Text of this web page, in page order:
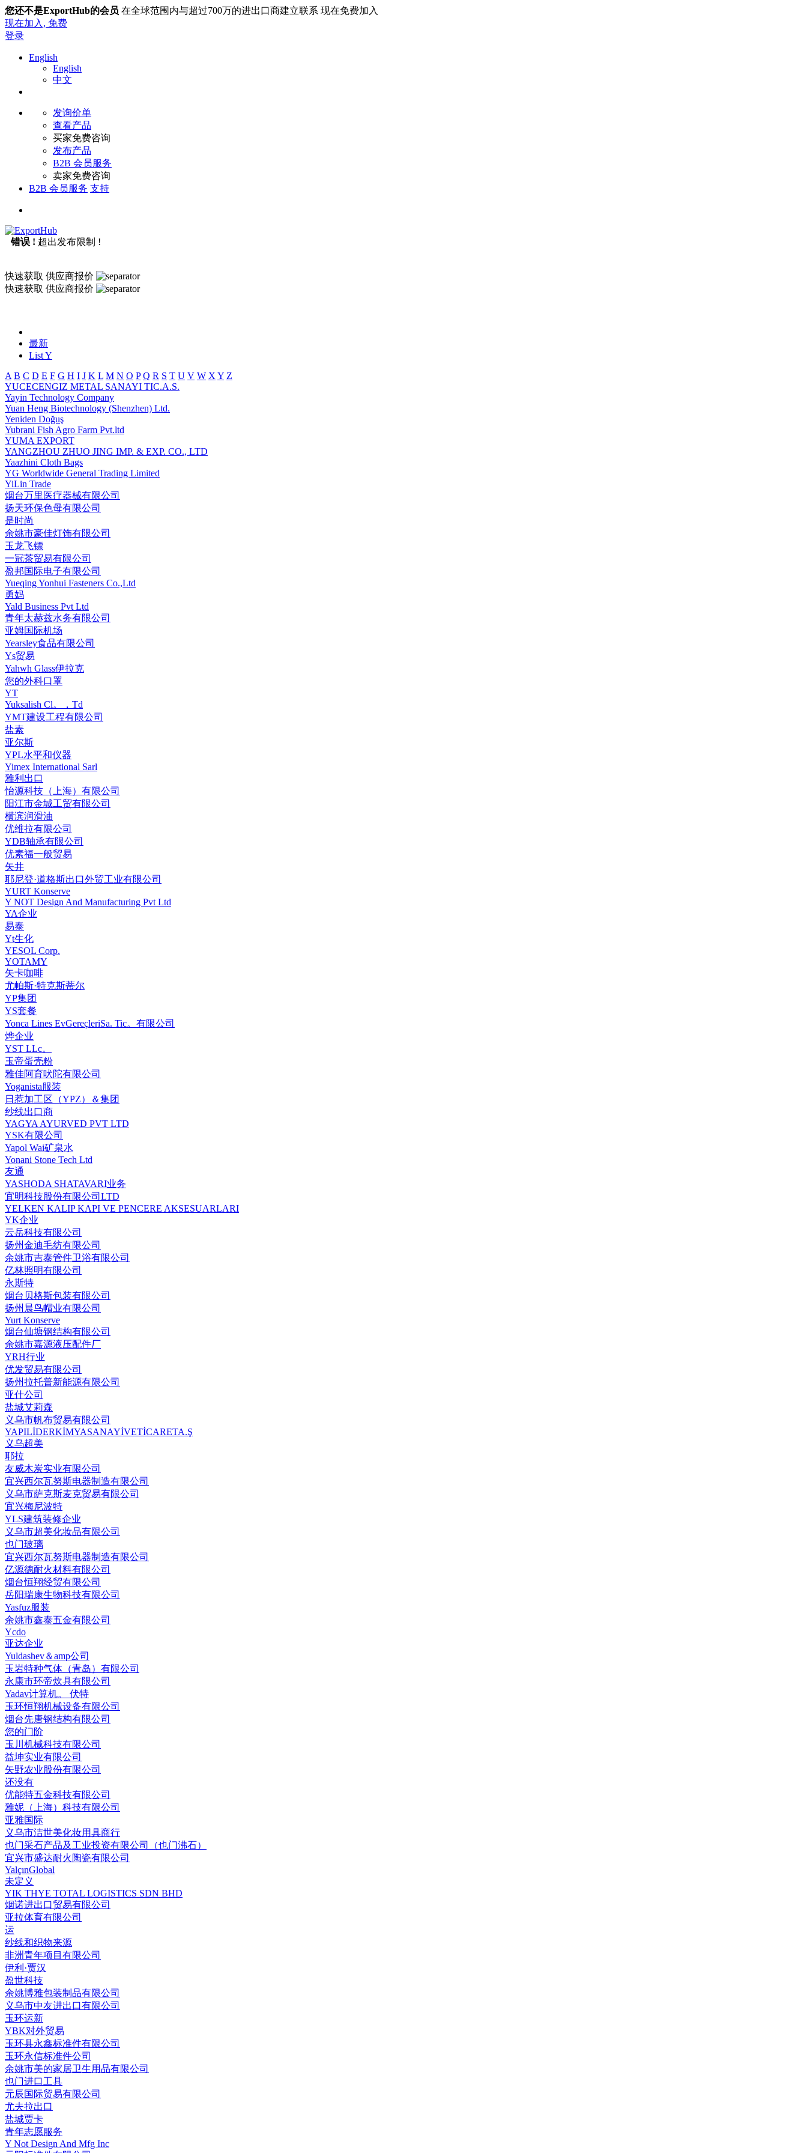
您还不是ExportHub的会员 在全球范围内与超过700万的进出口商建立联系 现在免费加入
现在加入, 免费
登录
English
English
中文
发询价单
查看产品
买家免费咨询
发布产品
B2B 会员服务
卖家免费咨询
B2B 会员服务 支持
错误 ! 超出发布限制 !
快速获取 供应商报价
快速获取 供应商报价
最新
List Y
A B C D E F G H I J K L M N O P Q R S T U V W X Y Z
YUCECENGIZ METAL SANAYI TIC.A.S.
Yayin Technology Company
Yuan Heng Biotechnology (Shenzhen) Ltd.
Yeniden Doğuş
Yubrani Fish Agro Farm Pvt.ltd
YUMA EXPORT
YANGZHOU ZHUO JING IMP. & EXP. CO., LTD
Yaazhini Cloth Bags
YG Worldwide General Trading Limited
YiLin Trade
烟台万里医疗器械有限公司
扬天环保色母有限公司
是时尚
余姚市豪佳灯饰有限公司
玉龙飞镖
一冠茶贸易有限公司
盈邦国际电子有限公司
Yueqing Yonhui Fasteners Co.,Ltd
勇妈
Yald Business Pvt Ltd
青年太赫兹水务有限公司
亚姆国际机场
Yearsley食品有限公司
Ys贸易
Yahwh Glass伊拉克
您的外科口罩
YT
Yuksalish Cl。，Td
YMT建设工程有限公司
盐素
亚尔斯
YPL水平和仪器
Yimex International Sarl
雅利出口
怡源科技（上海）有限公司
阳江市金城工贸有限公司
横滨润滑油
优维拉有限公司
YDB轴承有限公司
优素福一般贸易
矢井
耶尼登·道格斯出口外贸工业有限公司
YURT Konserve
Y NOT Design And Manufacturing Pvt Ltd
YA企业
易泰
Yt生化
YESOL Corp.
YOTAMY
矢卡咖啡
尤帕斯·特克斯蒂尔
YP集团
YS套餐
Yonca Lines EvGereçleriSa. Tic。有限公司
烨企业
YST LLc。
玉帝蛋壳粉
雅佳阿育吠陀有限公司
Yoganista服装
日惹加工区（YPZ）＆集团
纱线出口商
YAGYA AYURVED PVT LTD
YSK有限公司
Yapol Wai矿泉水
Yonani Stone Tech Ltd
友通
YASHODA SHATAVARI业务
宜明科技股份有限公司LTD
YELKEN KALIP KAPI VE PENCERE AKSESUARLARI
YK企业
云岳科技有限公司
扬州金迪毛纺有限公司
余姚市吉泰管件卫浴有限公司
亿林照明有限公司
永斯特
烟台贝格斯包装有限公司
扬州晨鸟帽业有限公司
Yurt Konserve
烟台仙塘钢结构有限公司
余姚市嘉源液压配件厂
YRH行业
优发贸易有限公司
扬州拉托普新能源有限公司
亚什公司
盐城艾莉森
义乌市帆布贸易有限公司
YAPILİDERKİMYASANAYİVETİCARETA.Ş
义乌超美
耶拉
友威木炭实业有限公司
宜兴西尔瓦努斯电器制造有限公司
义乌市萨克斯麦克贸易有限公司
宜兴梅尼波特
YLS建筑装修企业
义乌市超美化妆品有限公司
也门玻璃
宜兴西尔瓦努斯电器制造有限公司
亿源德耐火材料有限公司
烟台恒翔经贸有限公司
岳阳瑞康生物科技有限公司
Yasfuz服装
余姚市鑫泰五金有限公司
Ycdo
亚达企业
Yuldashev＆amp公司
玉岩特种气体（青岛）有限公司
永康市环帝炊具有限公司
Yadav计算机。 伏特
玉环恒翔机械设备有限公司
烟台先唐钢结构有限公司
您的门阶
玉川机械科技有限公司
益坤实业有限公司
矢野农业股份有限公司
还没有
优能特五金科技有限公司
雅妮（上海）科技有限公司
亚雅国际
义乌市洁世美化妆用具商行
也门采石产品及工业投资有限公司（也门沸石）
宜兴市盛达耐火陶瓷有限公司
YalçınGlobal
未定义
YIK THYE TOTAL LOGISTICS SDN BHD
烟诺进出口贸易有限公司
亚拉体育有限公司
运
纱线和织物来源
非洲青年项目有限公司
伊利·贾汉
盈世科技
余姚博雅包装制品有限公司
义乌市中友进出口有限公司
玉环运新
YBK对外贸易
玉环县永鑫标准件有限公司
玉环永信标准件公司
余姚市美的家居卫生用品有限公司
也门进口工具
元辰国际贸易有限公司
尤夫拉出口
盐城贾卡
青年志愿服务
Y Not Design And Mfg Inc